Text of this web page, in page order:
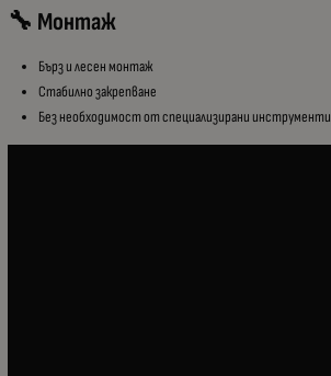
🔧 Монтаж
Бърз и лесен монтаж
Стабилно закрепване
Без необходимост от специализирани инструменти